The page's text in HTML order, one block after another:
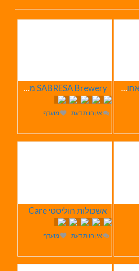
Butchery – בוצ'רי אחוזת הבשר SABRESA Brewery מבשלת שיכר | מבשלת בירה
אין חוות דעת מועדף
אשכולות הוליסטי Care
אין חוות דעת מועדף